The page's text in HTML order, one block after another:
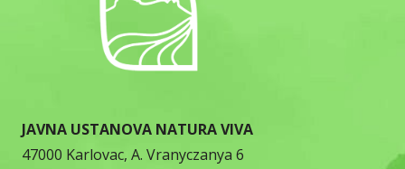
JAVNA USTANOVA NATURA VIVA
47000 Karlovac, A. Vranyczanya 6